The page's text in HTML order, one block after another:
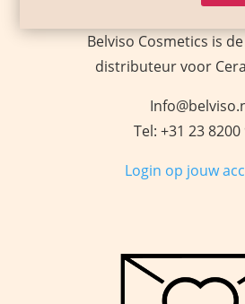
Belviso Cosmetics is
distributeur voor
Tel: +31 23 8200
Login op jouw